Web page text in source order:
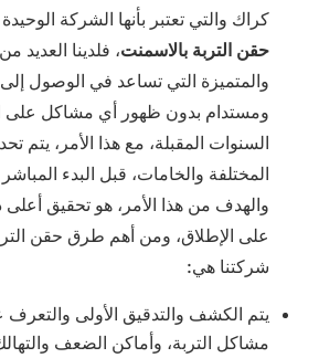
كراك والتي تعتبر بأنها الشركة
حقن التربة بالاسمنت، فلدينا العديد
والمتميزة التي تساعد في الوصول
ومستدام بدون ظهور أي مشاكل على
السنوات المقبلة، مع هذا الأمر، يتم
المختلفة والخامات، قبل البدء
والهدف من هذا الأمر، هو تحقيق أعلى
على الإطلاق، ومن أهم طرق حقن
شركتنا هي:
يتم الكشف والتدقيق الأولى
مشاكل التربة، وأماكن الضعف